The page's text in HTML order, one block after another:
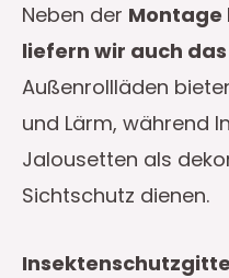
Neben der Montage
liefern wir auch
Außenrollläden
und Lärm, während
Jalousetten als
Sichtschutz dienen.